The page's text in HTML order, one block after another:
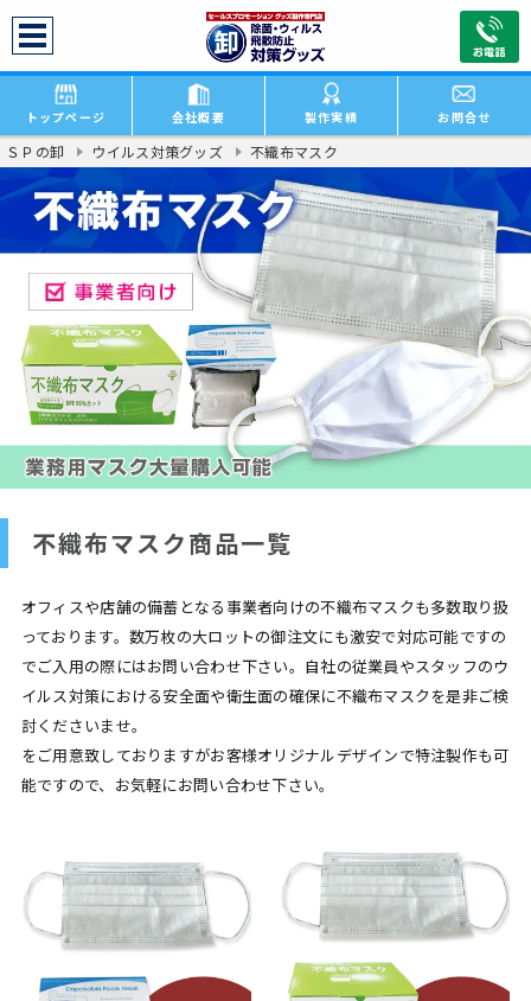
トップページ 会社概要 製作実績 お問合せ
ＳＰの卸 ウイルス対策グッズ 不織布マスク
不織布マスク商品一覧
オフィスや店舗の備蓄となる事業者向けの不織布マスクも多数取り扱
っております。数万枚の大ロットの御注文にも激安で対応可能ですの
でご入用の際にはお問い合わせ下さい。自社の従業員やスタッフのウ
イルス対策における安全面や衛生面の確保に不織布マスクを是非ご検
討くださいませ。
をご用意致しておりますがお客様オリジナルデザインで特注製作も可
能ですので、お気軽にお問い合わせ下さい。